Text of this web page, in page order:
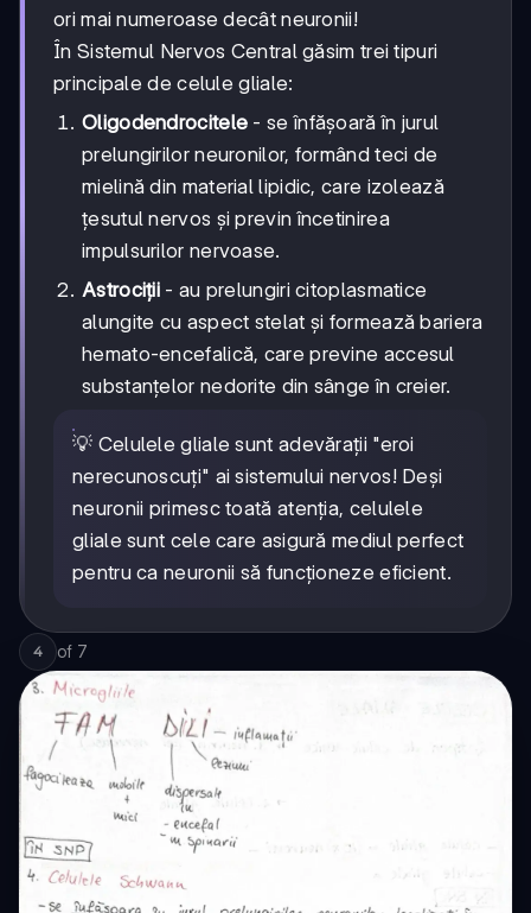
ori mai numeroase decât neuronii!
În Sistemul Nervos Central găsim trei tipuri
principale de celule gliale:
Oligodendrocitele - se înfășoară în jurul
prelungirilor neuronilor, formând teci de
mielină din material lipidic, care izolează
țesutul nervos și previn încetinirea
impulsurilor nervoase.
Astrociții - au prelungiri citoplasmatice
alungite cu aspect stelat și formează bariera
hemato-encefalică, care previne accesul
substanțelor nedorite din sânge în creier.
💡 Celulele gliale sunt adevărații "eroi
nerecunoscuți" ai sistemului nervos! Deși
neuronii primesc toată atenția, celulele
gliale sunt cele care asigură mediul perfect
pentru ca neuronii să funcționeze eficient.
4 of 7